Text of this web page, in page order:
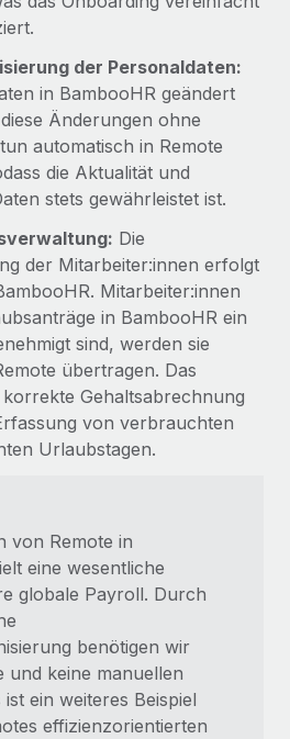
der Personaldaten:
in BambooHR geändert
Änderungen ohne
automatisch in Remote
die Aktualität und
stets gewährleistet ist.
Die
der Mitarbeiter:innen erfolgt
Mitarbeiter:innen
in BambooHR ein
sind, werden sie
übertragen. Das
Gehaltsabrechnung
von verbrauchten
Urlaubstagen.
von Remote in
eine wesentliche
globale Payroll. Durch
benötigen wir
und keine manuellen
ein weiteres Beispiel
effizienzorientierten